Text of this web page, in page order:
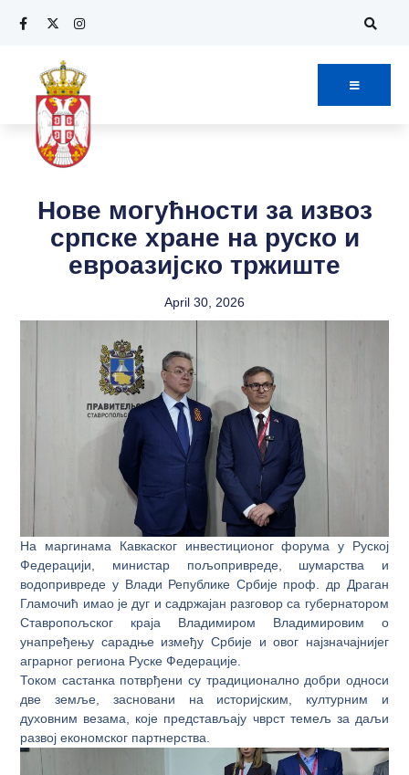
Нове могућности за извоз
српске хране на руско и
евроазијско тржиште
April 30, 2026
На маргинама Кавкаског инвестиционог форума у Руској
Федерацији, министар пољопривреде, шумарства и
водопривреде у Влади Републике Србије проф. др Драган
Гламочић имао је дуг и садржајан разговор са губернатором
Ставропољског краја Владимиром Владимировим о
унапређењу сарадње између Србије и овог најзначајнијег
аграрног региона Руске Федерације.
Током састанка потврђени су традиционално добри односи
две земље, засновани на историјским, културним и
духовним везама, које представљају чврст темељ за даљи
развој економског партнерства.